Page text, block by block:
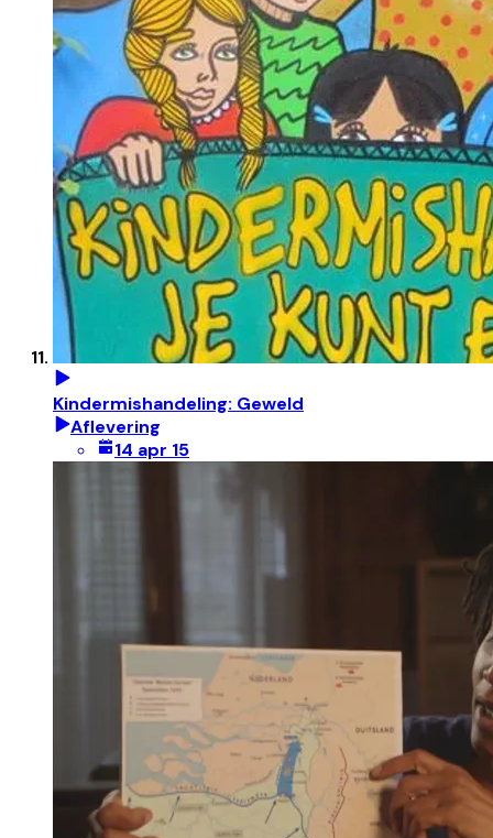
Kindermishandeling: Geweld
Aflevering
14 apr 15